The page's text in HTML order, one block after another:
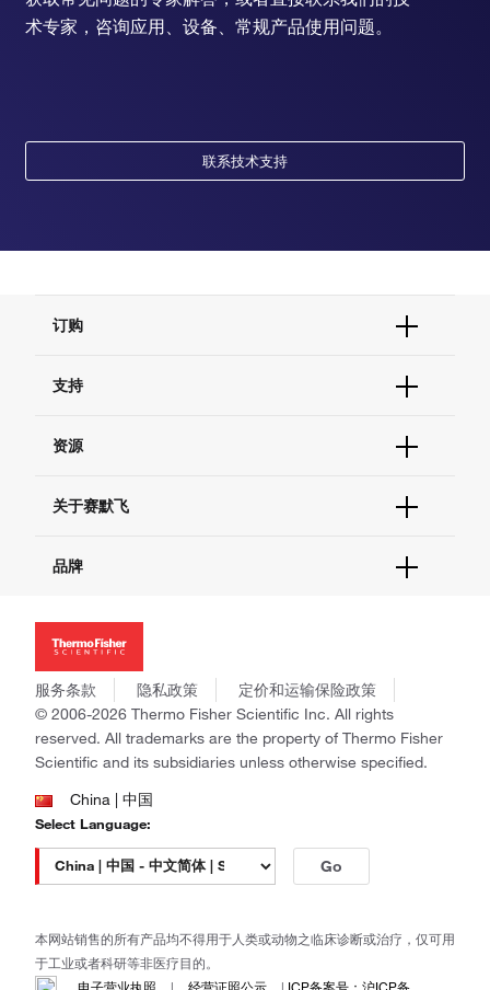
术专家，咨询应用、设备、常规产品使用问题。
联系技术支持
订购
订单支持
现货供应中心
支持
联系我们 - 400 820 8982
查找文件&证书
资源
促销
社交媒体
关于赛默飞
招聘
新闻
社会责任
商标
政策和通知
品牌
Applied Biosystems
Invitrogen
Gibco
Ion Torrent
Unity Lab Services
Patheon
PPD
服务条款 隐私政策
定价和运输保险政策
© 2006-2026 Thermo Fisher Scientific Inc. All rights
reserved. All trademarks are the property of Thermo Fisher
Scientific and its subsidiaries unless otherwise specified.
China | 中国
Select Language:
Go
本网站销售的所有产品均不得用于人类或动物之临床诊断或治疗，仅可用
于工业或者科研等非医疗目的。